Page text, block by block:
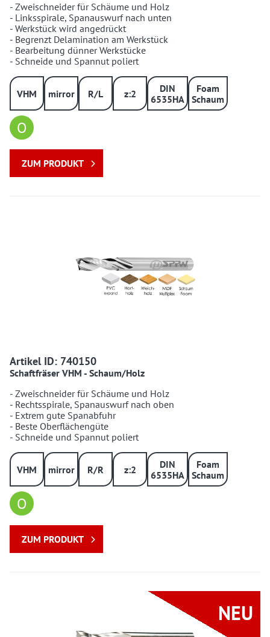
- Zweischneider für Schäume und Holz
- Linksspirale, Spanauswurf nach unten
- Werkstück wird angedrückt
- Begrenzt Delamination am Werkstück
- Bearbeitung dünner Werkstücke
- Schneide und Spannut poliert
VHM mirror R/L z:2
DIN
6535HA
Foam
Schaum
O
ZUM PRODUKT
Artikel ID: 740150740150 740150
Schaftfräser VHM - Schaum/Holz
- Zweischneider für Schäume und Holz
- Rechtsspirale, Spanauswurf nach oben
- Extrem gute Spanabfuhr
- Beste Oberflächengüte
- Schneide und Spannut poliert
VHM mirror R/R z:2
DIN
6535HA
Foam
Schaum
O
ZUM PRODUKT
NEU